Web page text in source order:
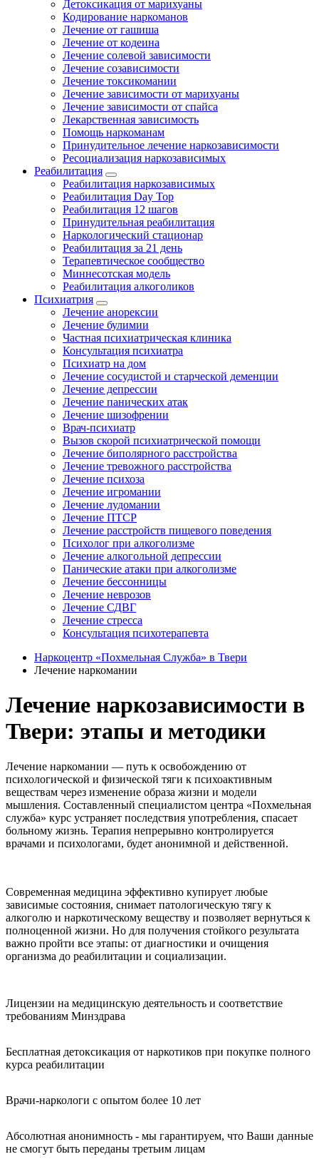
Детоксикация от марихуаны
Кодирование наркоманов
Лечение от гашиша
Лечение от кодеина
Лечение солевой зависимости
Лечение созависимости
Лечение токсикомании
Лечение зависимости от марихуаны
Лечение зависимости от спайса
Лекарственная зависимость
Помощь наркоманам
Принудительное лечение наркозависимости
Ресоциализация наркозависимых
Реабилитация
Реабилитация наркозависимых
Реабилитация Day Top
Реабилитация 12 шагов
Принудительная реабилитация
Наркологический стационар
Реабилитация за 21 день
Терапевтическое сообщество
Миннесотская модель
Реабилитация алкоголиков
Психиатрия
Лечение анорексии
Лечение булимии
Частная психиатрическая клиника
Консультация психиатра
Психиатр на дом
Лечение сосудистой и старческой деменции
Лечение депрессии
Лечение панических атак
Лечение шизофрении
Врач-психиатр
Вызов скорой психиатрической помощи
Лечение биполярного расстройства
Лечение тревожного расстройства
Лечение психоза
Лечение игромании
Лечение лудомании
Лечение ПТСР
Лечение расстройств пищевого поведения
Психолог при алкоголизме
Лечение алкогольной депрессии
Панические атаки при алкоголизме
Лечение бессонницы
Лечение неврозов
Лечение СДВГ
Лечение стресса
Консультация психотерапевта
Наркоцентр «Похмельная Служба» в Твери
Лечение наркомании
Лечение наркозависимости в
Твери: этапы и методики
Лечение наркомании — путь к освобождению от
психологической и физической тяги к психоактивным
веществам через изменение образа жизни и модели
мышления. Составленный специалистом центра «Похмельная
служба» курс устраняет последствия употребления, спасает
больному жизнь. Терапия непрерывно контролируется
врачами и психологами, будет анонимной и действенной.
Современная медицина эффективно купирует любые
зависимые состояния, снимает патологическую тягу к
алкоголю и наркотическому веществу и позволяет вернуться к
полноценной жизни. Но для получения стойкого результата
важно пройти все этапы: от диагностики и очищения
организма до реабилитации и социализации.
Лицензии на медицинскую деятельность и соответствие
требованиям Минздрава
Бесплатная детоксикация от наркотиков при покупке полного
курса реабилитации
Врачи-наркологи с опытом более 10 лет
Абсолютная анонимность - мы гарантируем, что Ваши данные
не смогут быть переданы третьим лицам